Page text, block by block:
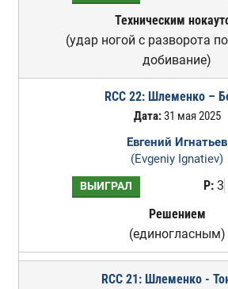
Техническим
(удар ногой с разворота
добивание)
RCC 22: Шлеменко –
Дата:31 мая 2025
Евгений Игнатьев
(Evgeniy Ignatiev)
ВЫИГРАЛ Р:3
Решением
(единогласным)
RCC 21: Шлеменко -